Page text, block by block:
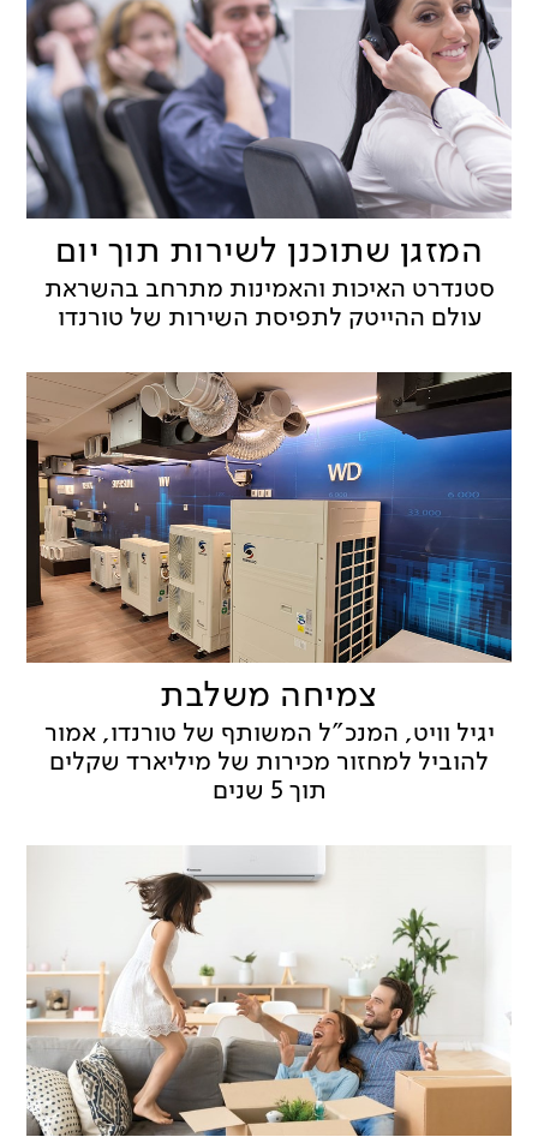
המזגן שתוכנן לשירות תוך יום
סטנדרט האיכות והאמינות מתרחב בהשראת
עולם ההייטק לתפיסת השירות של טורנדו
צמיחה משלבת
יגיל וויט, המנכ"ל המשותף של טורנדו, אמור
להוביל למחזור מכירות של מיליארד שקלים
תוך 5 שנים